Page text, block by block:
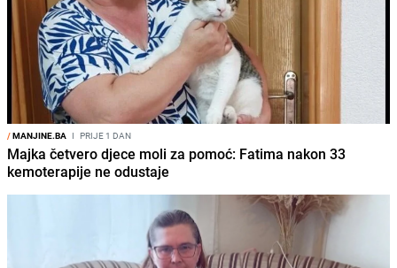
/MANJINE.BA I PRIJE 1 DAN
Majka četvero djece moli za pomoć: Fatima nakon 33
kemoterapije ne odustaje